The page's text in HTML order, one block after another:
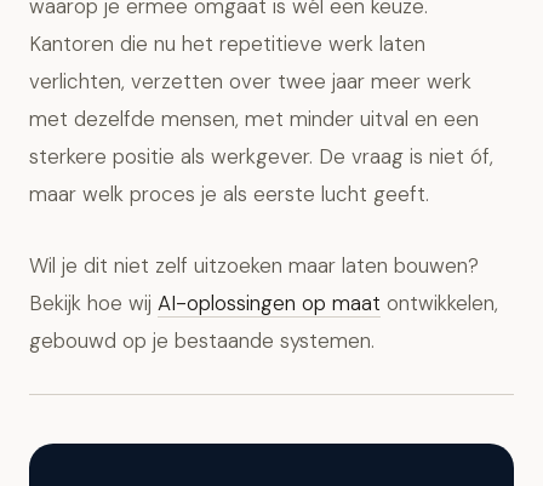
waarop je ermee omgaat is wél een keuze.
Kantoren die nu het repetitieve werk laten
verlichten, verzetten over twee jaar meer werk
met dezelfde mensen, met minder uitval en een
sterkere positie als werkgever. De vraag is niet óf,
maar welk proces je als eerste lucht geeft.
Wil je dit niet zelf uitzoeken maar laten bouwen?
Bekijk hoe wij AI-oplossingen op maat ontwikkelen,
gebouwd op je bestaande systemen.